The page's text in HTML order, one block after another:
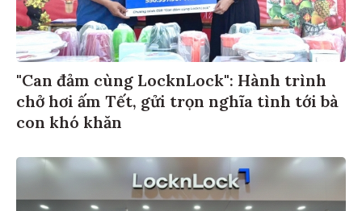
"Can đảm cùng LocknLock": Hành trình
chở hơi ấm Tết, gửi trọn nghĩa tình tới bà
con khó khăn